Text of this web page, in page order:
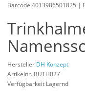
Barcode 4013986501825 |
Hersteller DH Konzept
Artikelnr. BUTH027
Verfügbarkeit Lagernd